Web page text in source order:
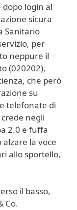
dopo login al
sicura
Sanitario
per
neppure il
(020202),
che però
su
telefonate di
negli
2.0 e fuffa
la voce
allo sportello,
il basso,
Co.